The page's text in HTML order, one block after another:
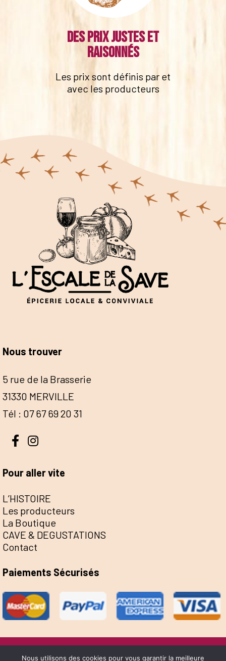
Des prix justes et
raisonnés
Les prix sont définis par et
avec les producteurs
Nous trouver
5 rue de la Brasserie
31330 MERVILLE
Tél : 07 67 69 20 31
Pour aller vite
L’HISTOIRE
Les producteurs
La Boutique
CAVE & DEGUSTATIONS
Contact
Paiements Sécurisés
@Escale de la Save 2022 - Réalisation Sophie
Nous utilisons des cookies pour vous garantir la meilleure